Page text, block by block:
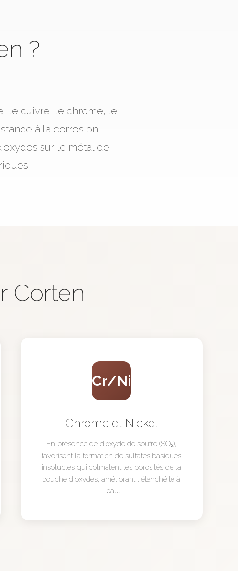
?
le cuivre, le chrome, le
à la corrosion
sur le métal de
Corten
Cr/Ni
Chrome et Nickel
En présence de dioxyde de soufre (SO₂),
favorisent la formation de sulfates basiques
insolubles qui colmatent les porosités de la
couche d'oxydes, améliorant l'étanchéité à
l'eau.